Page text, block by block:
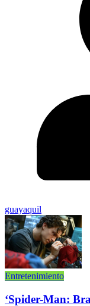
guayaquil
Entretenimiento
‘Spider-Man: